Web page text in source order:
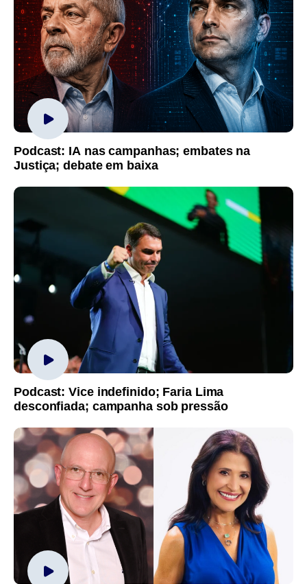
Podcast: IA nas campanhas; embates na
Justiça; debate em baixa
Podcast: Vice indefinido; Faria Lima
desconfiada; campanha sob pressão